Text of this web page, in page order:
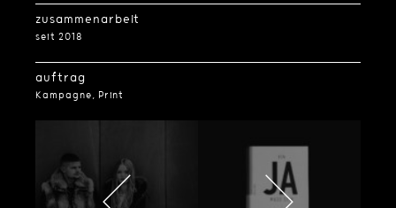
zusammenarbeit
seit 2018
auftrag
Kampagne, Print